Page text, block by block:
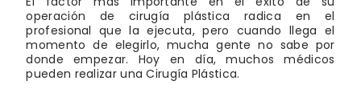
operación de cirugía plástica radica en el
profesional que la ejecuta, pero cuando llega el
momento de elegirlo, mucha gente no sabe por
donde empezar. Hoy en día, muchos médicos
pueden realizar una Cirugía Plástica.